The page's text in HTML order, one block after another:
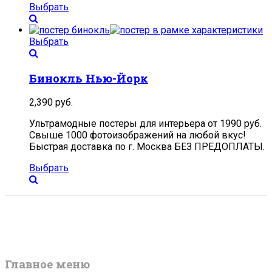
Выбрать
Выбрать
Бинокль Нью-Йорк
2,390 руб.
Ультрамодные постеры для интерьера от 1990 руб.
Свыше 1000 фотоизображений на любой вкус!
Быстрая доставка по г. Москва БЕЗ ПРЕДОПЛАТЫ.
Выбрать
Главное меню